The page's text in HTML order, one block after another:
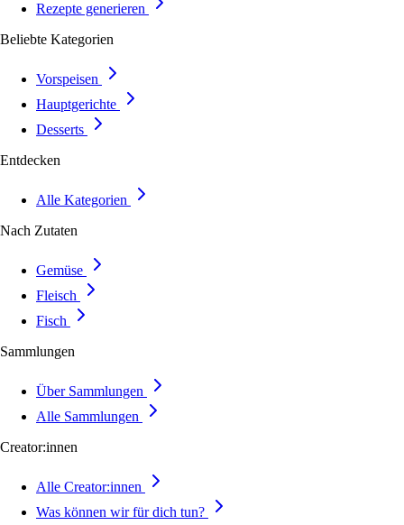
Rezepte generieren
Beliebte Kategorien
Vorspeisen
Hauptgerichte
Desserts
Entdecken
Alle Kategorien
Nach Zutaten
Gemüse
Fleisch
Fisch
Sammlungen
Über Sammlungen
Alle Sammlungen
Creator:innen
Alle Creator:innen
Was können wir für dich tun?